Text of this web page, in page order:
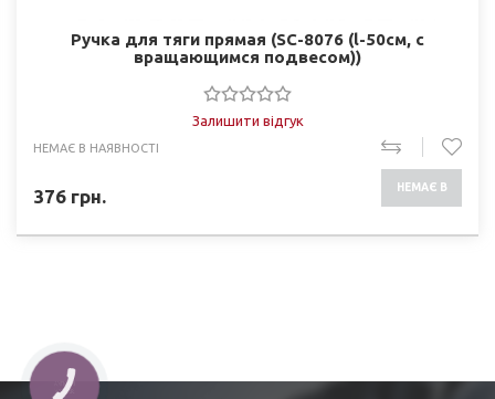
Ручка для тяги прямая (SC-8076 (l-50см, c
вращающимся подвесом))
Залишити відгук
НЕМАЄ В НАЯВНОСТІ
376 грн. НЕМАЄ В
КНОПКА
ЗВ'ЯЗКУ